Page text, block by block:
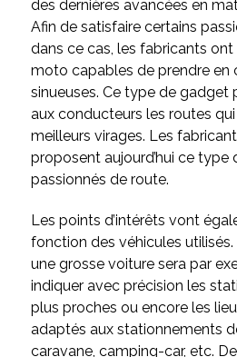
des dernières avancées en
Afin de satisfaire certains
dans ce cas, les fabricants
moto capables de prendre en
sinueuses. Ce type de gadget
aux conducteurs les routes
meilleurs virages. Les
proposent aujourd’hui ce
passionnés de route.
Les points d’intérêts vont
fonction des véhicules utilisés.
une grosse voiture sera par
indiquer avec précision les
plus proches ou encore les
adaptés aux stationnements
caravane, camping-car, etc.